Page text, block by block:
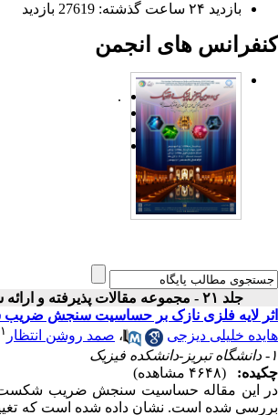
بازدید ۲۴ ساعت گذشته: 27619 بازدید
کنفرانس های انجمن
.
جلد ۲۱ - مجموعه مقالات پذیرفته و ارائه شده در بیست و یکمین کنفرانس اپتیک و فوتونیک ایران
اثر لایه فلزی نازک بر حساسیت سنجش ضریب
هایده خلیلی دیزجی
، صمد روشن انتظار ۱
۱- دانشگاه تبریز-دانشکده فیزیک
چکیده:
(۴۶۴۸ مشاهده)
در این مقاله حساسیت سنجش ضریب شکست